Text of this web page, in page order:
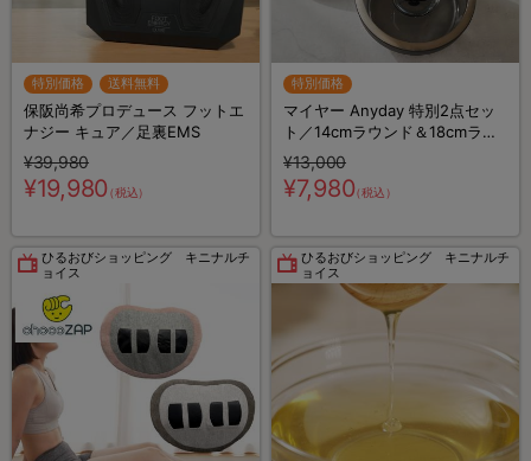
特別価格 送料無料
保阪尚希プロデュース フットエ
ナジー キュア／足裏EMS
¥39,980
¥19,980（税込）
特別価格
マイヤー Anyday 特別2点セッ
ト／14cmラウンド＆18cmラウ
ンドセット／エニデイブラック
／電子レンジ調理器具
¥13,000
¥7,980（税込）
ひるおびショッピング キニナルチ
ョイス
ひるおびショッピング キニナルチ
ョイス